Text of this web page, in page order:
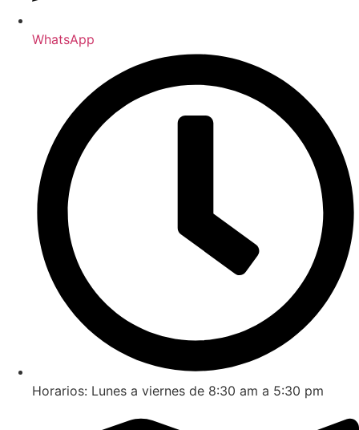
WhatsApp
Horarios: Lunes a viernes de 8:30 am a 5:30 pm